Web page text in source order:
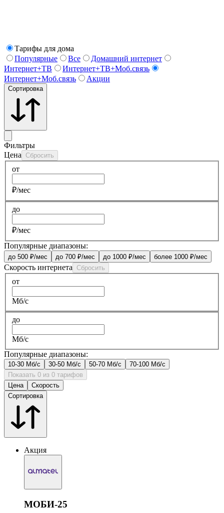
Тарифы для дома
Популярные
Все
Домашний интернет
Интернет+ТВ
Интернет+ТВ+Моб.связь
Интернет+Моб.связь
Акции
Сортировка
Фильтры
Цена
Сбросить
от
₽/мес
до
₽/мес
Популярные диапазоны:
до 500 ₽/мес до 700 ₽/мес до 1000 ₽/мес более 1000 ₽/мес
Скорость интернета Сбросить
от
Мб/с
до
Мб/с
Популярные диапазоны:
10-30 Мб/с 30-50 Мб/с 50-70 Мб/с
70-100 Мб/с
Показать 0 из 0 тарифов
Цена
Скорость
Сортировка
Акция
МОБИ-25